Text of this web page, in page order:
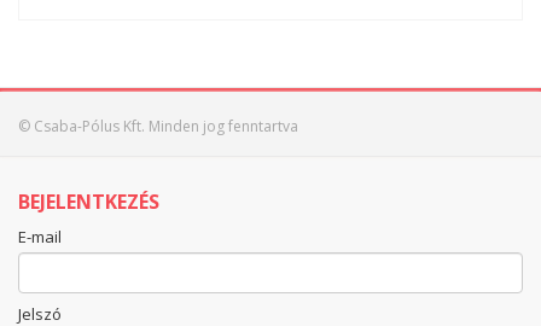
© Csaba-Pólus Kft. Minden jog fenntartva
BEJELENTKEZÉS
E-mail
Jelszó